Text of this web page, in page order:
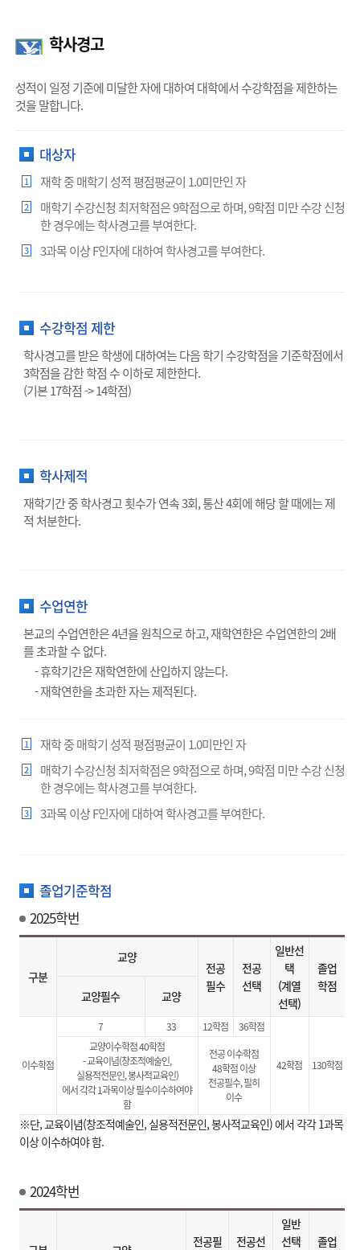
학사경고
성적이 일정 기준에 미달한 자에 대하여 대학에서 수강학점을 제한하는
것을 말합니다.
대상자
1 재학 중 매학기 성적 평점평균이 1.0미만인 자
2
매학기 수강신청 최저학점은 9학점으로 하며, 9학점 미만 수강 신청
한 경우에는 학사경고를 부여한다.
3 3과목 이상 F인자에 대하여 학사경고를 부여한다.
수강학점 제한
학사경고를 받은 학생에 대하여는 다음 학기 수강학점을 기준학점에서
3학점을 감한 학점 수 이하로 제한한다.
(기본 17학점 -> 14학점)
학사제적
재학기간 중 학사경고 횟수가 연속 3회, 통산 4회에 해당 할 때에는 제
적 처분한다.
수업연한
본교의 수업연한은 4년을 원칙으로 하고, 재학연한은 수업연한의 2배
를 초과할 수 없다.
- 휴학기간은 재학연한에 산입하지 않는다.
- 재학연한을 초과한 자는 제적된다.
1 재학 중 매학기 성적 평점평균이 1.0미만인 자
2
매학기 수강신청 최저학점은 9학점으로 하며, 9학점 미만 수강 신청
한 경우에는 학사경고를 부여한다.
3 3과목 이상 F인자에 대하여 학사경고를 부여한다.
졸업기준학점
2025학번
구분
교양
전공
필수
전공
선택
일반선
택
(계열
선택)
졸업
학점
교양필수 교양
이수학점
7 33 12학점 36학점
42학점 130학점
교양이수학점 40학점
- 교육이념(창조적예술인,
실용적전문인, 봉사적교육인)
에서 각각 1과목이상 필수이수하여야
함
전공 이수학점
48학점 이상
전공필수, 필히
이수
※단, 교육이념(창조적예술인, 실용적전문인, 봉사적교육인) 에서 각각 1과목
이상 이수하여야 함.
2024학번
전공필 전공선
일반
선택
졸업